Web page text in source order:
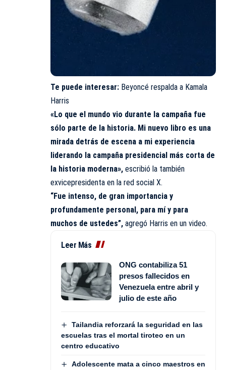
Te puede interesar: Beyoncé respalda a Kamala
Harris
«Lo que el mundo vio durante la campaña fue
sólo parte de la historia. Mi nuevo libro es una
mirada detrás de escena a mi experiencia
liderando la campaña presidencial más corta de
la historia moderna», escribió la también
exvicepresidenta en la red social X.
“Fue intenso, de gran importancia y
profundamente personal, para mí y para
muchos de ustedes”, agregó Harris en un video.
Leer Más
ONG contabiliza 51
presos fallecidos en
Venezuela entre abril y
julio de este año
Tailandia reforzará la seguridad en las
escuelas tras el mortal tiroteo en un
centro educativo
Adolescente mata a cinco maestros en